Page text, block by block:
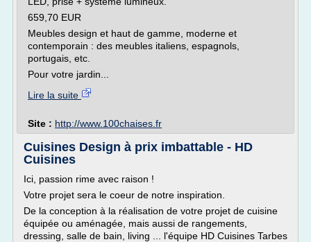
659,70 EUR
Meubles design et haut de gamme, moderne et
contemporain : des meubles italiens, espagnols,
portugais, etc.
Pour votre jardin...
Lire la suite
Site : http://www.100chaises.fr
Cuisines Design à prix imbattable - HD
Cuisines
Ici, passion rime avec raison !
Votre projet sera le coeur de notre inspiration.
De la conception à la réalisation de votre projet de cuisine
équipée ou aménagée, mais aussi de rangements,
dressing, salle de bain, living ... l'équipe HD Cuisines Tarbes